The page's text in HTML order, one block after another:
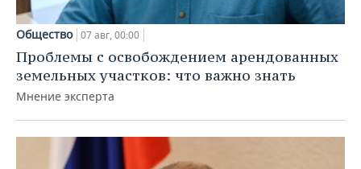
Общество 07 авг, 00:00
Проблемы с освобождением арендованных
земельных участков: что важно знать
Мнение эксперта